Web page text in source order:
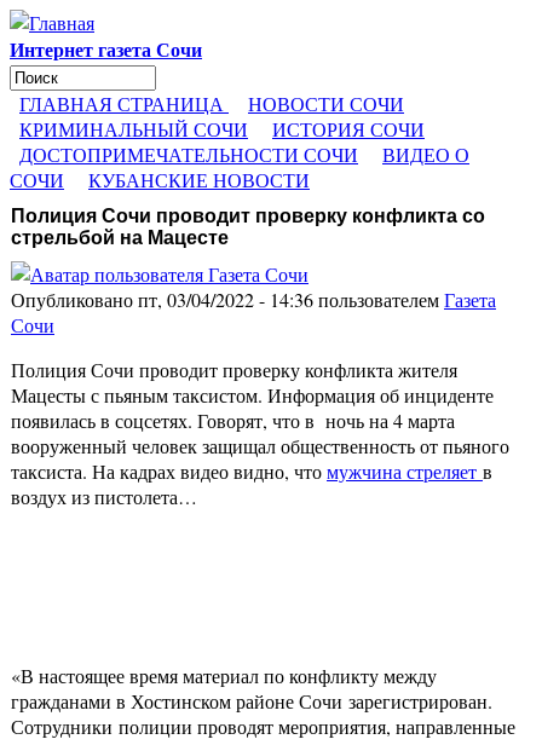
Перейти к основному содержанию
Интернет газета Сочи
Форма поиска
Поиск
ГЛАВНАЯ СТРАНИЦА
НОВОСТИ СОЧИ
КРИМИНАЛЬНЫЙ СОЧИ
ИСТОРИЯ СОЧИ
ДОСТОПРИМЕЧАТЕЛЬНОСТИ СОЧИ
ВИДЕО О
СОЧИ
КУБАНСКИЕ НОВОСТИ
Полиция Сочи проводит проверку конфликта со
стрельбой на Мацесте
Опубликовано пт, 03/04/2022 - 14:36 пользователемГазета
Сочи
Полиция Сочи проводит проверку конфликта жителя
Мацесты с пьяным таксистом. Информация об инциденте
появилась в соцсетях. Говорят, что в ночь на 4 марта
вооруженный человек защищал общественность от пьяного
таксиста. На кадрах видео видно, чтомужчина стреляет в
воздух из пистолета…
«В настоящее время материал по конфликту между
гражданами в Хостинском районе Сочи зарегистрирован.
Сотрудники полиции проводят мероприятия, направленные